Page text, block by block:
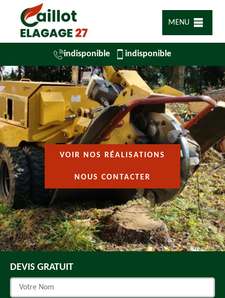
MENU
indisponible indisponible
VOIR NOS RÉALISATIONS
NOUS CONTACTER
DEVIS GRATUIT